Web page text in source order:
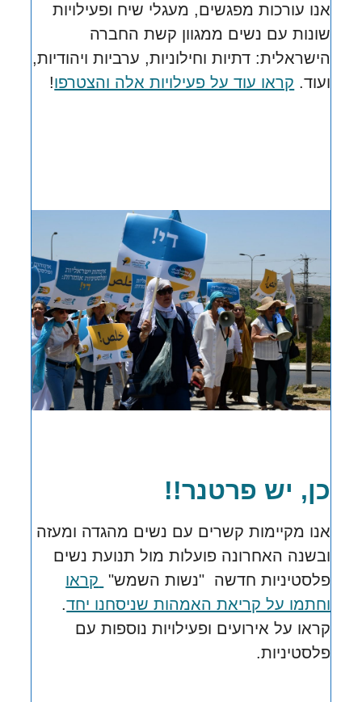
כן, יש פרטנר!!
אנו מקיימות קשרים עם נשים מהגדה ומעזה
ובשנה האחרונה פועלות מול תנועת נשים
פלסטיניות חדשה "נשות השמש" קראו
וחתמו על קריאת האמהות שניסחנו יחד.
קראו על אירועים ופעילויות נוספות עם
פלסטיניות.
אנו עורכות מפגשים, מעגלי שיח ופעילויות
שונות עם נשים ממגוון קשת החברה
הישראלית: דתיות וחילוניות, ערביות ויהודיות,
ועוד. קראו עוד על פעילויות אלה והצטרפו!